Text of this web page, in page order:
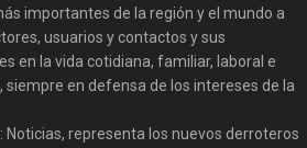
importantes de la región y el mundo a
usuarios y contactos y sus
en la vida cotidiana, familiar, laboral e
siempre en defensa de los intereses de la
Noticias, representa los nuevos derroteros